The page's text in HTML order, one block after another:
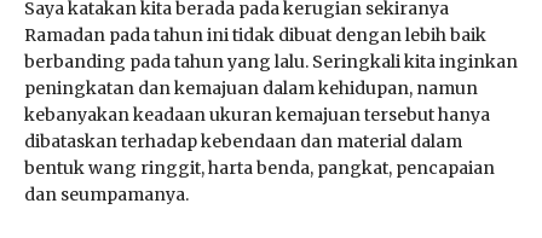
Saya katakan kita berada pada kerugian sekiranya
Ramadan pada tahun ini tidak dibuat dengan lebih baik
berbanding pada tahun yang lalu. Seringkali kita inginkan
peningkatan dan kemajuan dalam kehidupan, namun
kebanyakan keadaan ukuran kemajuan tersebut hanya
dibataskan terhadap kebendaan dan material dalam
bentuk wang ringgit, harta benda, pangkat, pencapaian
dan seumpamanya.